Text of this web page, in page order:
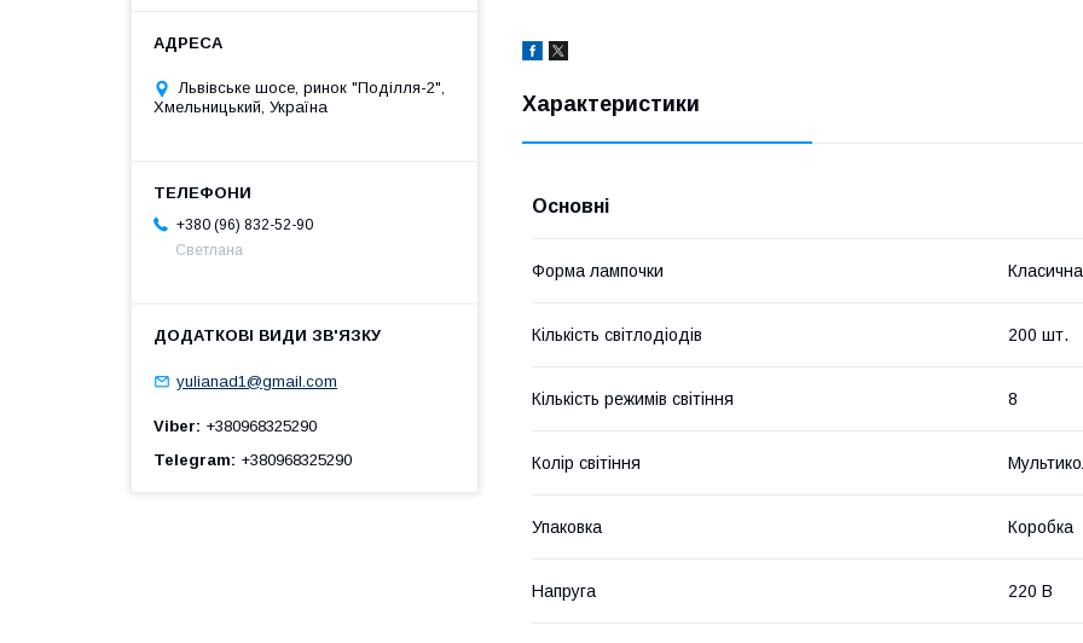
Характеристики
Основні
Форма лампочки Класична
Кількість світлодіодів 200 шт.
Кількість режимів світіння 8
Колір світіння
Упаковка Коробка
Напруга 220 В
Львівське шосе, ринок "Поділля-2",
Хмельницький, Україна
+380 (96) 832-52-90
Светлана
yulianad1@gmail.com
Viber
+380968325290
Telegram
+380968325290